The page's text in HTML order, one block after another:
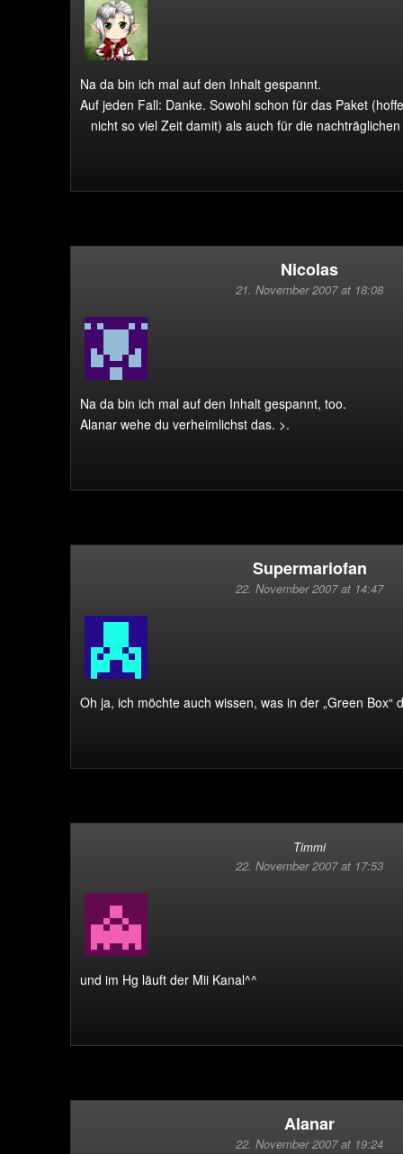
Na da bin ich mal auf den Inhalt gespannt.
Auf jeden Fall: Danke. Sowohl schon für das Paket
nicht so viel Zeit damit) als auch für die
Nicolas
21. November 2007 at 18:08
Na da bin ich mal auf den Inhalt gespannt, too.
Alanar wehe du verheimlichst das. >.
Supermariofan
22. November 2007 at 14:47
Oh ja, ich möchte auch wissen, was in der „Green Box“
Timmi
22. November 2007 at 17:53
und im Hg läuft der Mii Kanal^^
Alanar
22. November 2007 at 19:24